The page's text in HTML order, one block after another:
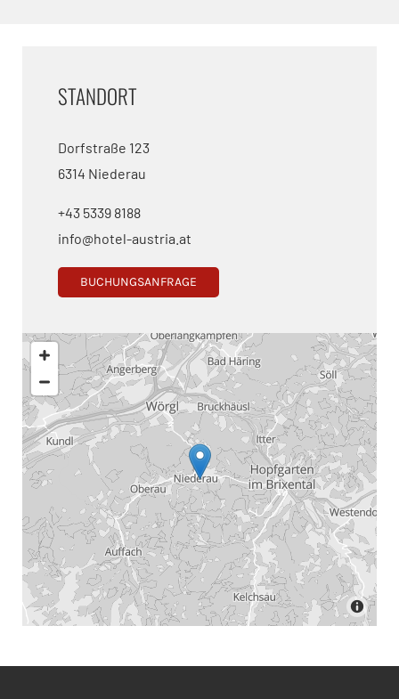
STANDORT
Dorfstraße 123
6314 Niederau
+43 5339 8188
info@hotel-austria.at
BUCHUNGSANFRAGE